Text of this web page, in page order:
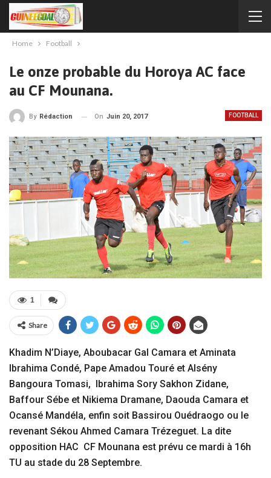
Home Football
Le onze probable du Horoya AC face
au CF Mounana.
FOOTBALL
By Rédaction On Juin 20, 2017
1
Share
Khadim N’Diaye, Aboubacar Gal Camara et Aminata
Ibrahima Condé, Pape Amadou Touré et Alsény
Bangoura Tomasi, Ibrahima Sory Sakhon Zidane,
Baffour Sébe et Nikiema Dramane, Daouda Camara et
Ocansé Mandéla, enfin soit Bassirou Ouédraogo ou le
revenant Sékou Ahmed Camara Trézeguet. La dite
opposition HAC CF Mounana est prévu ce mardi à 16h
TU au stade du 28 Septembre.